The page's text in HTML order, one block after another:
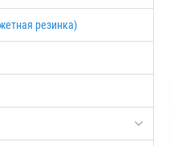
резинка)